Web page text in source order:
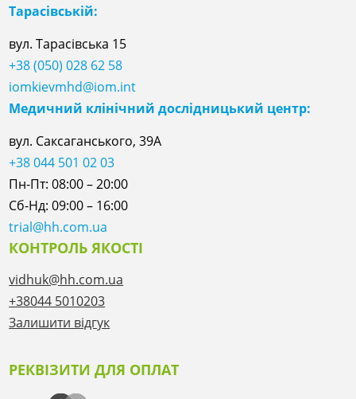
Тарасівській:
вул. Тарасівська 15
+38 (050) 028 62 58
iomkievmhd@iom.int
Медичний клінічний дослідницький центр:
вул. Саксаганського, 39А
+38 044 501 02 03
Пн-Пт: 08:00 – 20:00
Сб-Нд: 09:00 – 16:00
trial@hh.com.ua
КОНТРОЛЬ ЯКОСТІ
vidhuk@hh.com.ua
+38044 5010203
Залишити відгук
РЕКВІЗИТИ ДЛЯ ОПЛАТ